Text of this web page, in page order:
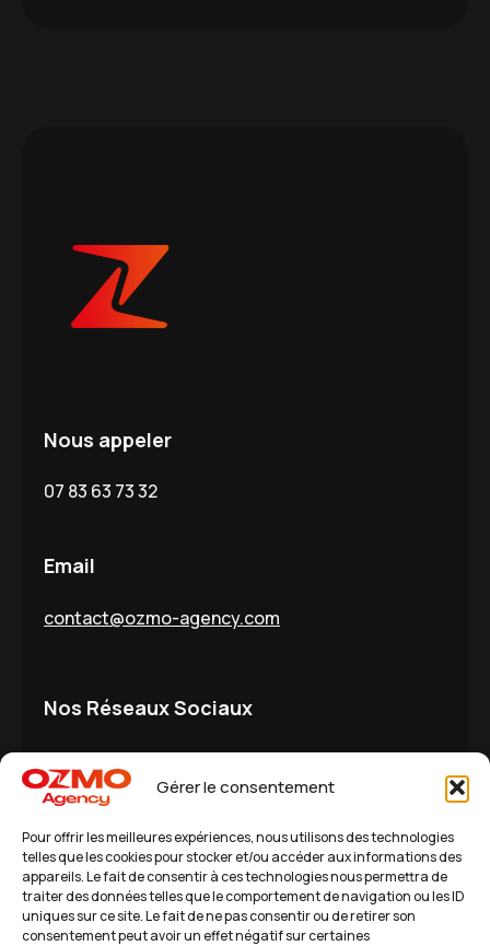
Gérer le consentement
Pour offrir les meilleures expériences, nous utilisons des technologies
telles que les cookies pour stocker et/ou accéder aux informations des
appareils. Le fait de consentir à ces technologies nous permettra de
traiter des données telles que le comportement de navigation ou les ID
uniques sur ce site. Le fait de ne pas consentir ou de retirer son
consentement peut avoir un effet négatif sur certaines
Nous appeler
07 83 63 73 32
Email
contact@ozmo-agency.com
Nos Réseaux Sociaux
LinkedInInstagram
Derniers articles
Combien vous coûte de ne pas investir
dans votre marketing ?